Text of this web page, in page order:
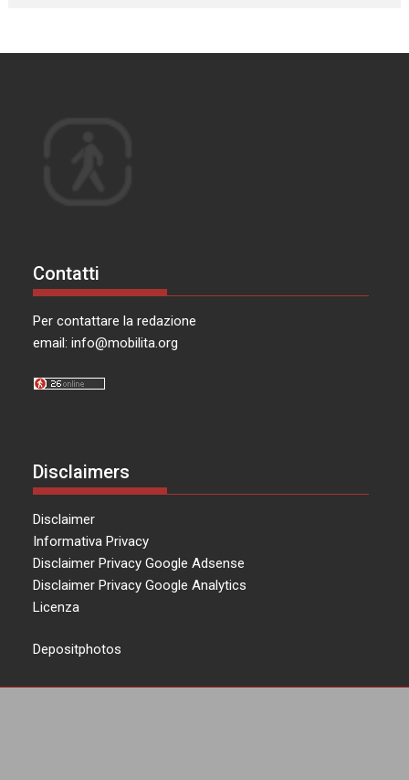
Contatti
Per contattare la redazione
email:info@mobilita.org
Disclaimers
Disclaimer
Informativa Privacy
Disclaimer Privacy Google Adsense
Disclaimer Privacy Google Analytics
Licenza
Depositphotos